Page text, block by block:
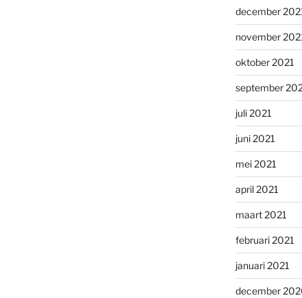
december
november
oktober 2021
september
juli 2021
juni 2021
mei 2021
april 2021
maart 2021
februari 2021
januari 2021
december